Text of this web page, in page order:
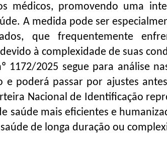
médicos, promovendo uma
A medida pode ser
que frequentemente
à complexidade de suas
1172/2025 segue para análise
e poderá passar por ajustes
Nacional de Identificação
saúde mais eficientes e
de longa duração ou